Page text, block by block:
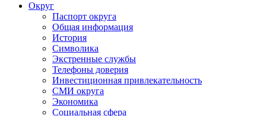
Округ
Паспорт округа
Общая информация
История
Символика
Экстренные службы
Телефоны доверия
Инвестиционная привлекательность
СМИ округа
Экономика
Социальная сфера